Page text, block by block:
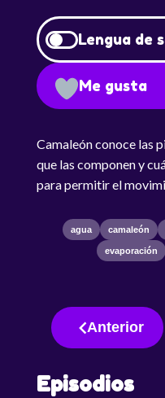
Lengua de
Me gusta
Camaleón conoce las
que las componen y
para permitir el
agua camaleón
evaporación
Anterior
Episodios